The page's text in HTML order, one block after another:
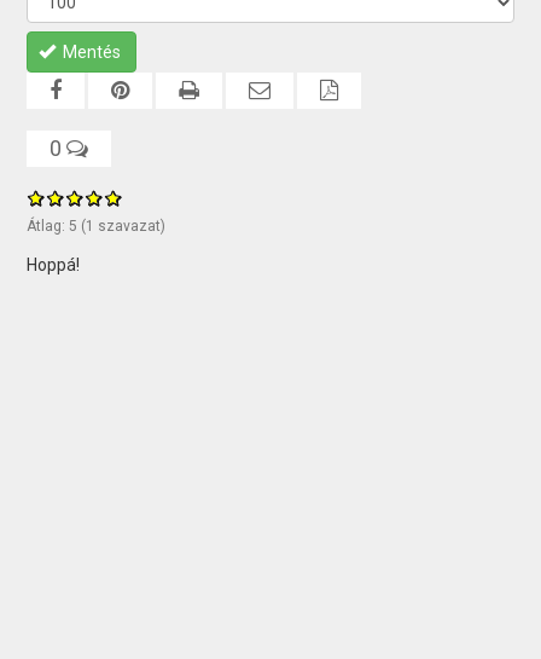
Mentés
0
Átlag: 5 (1 szavazat)
Hoppá!